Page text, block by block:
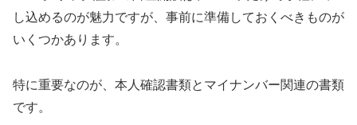
し込めるのが魅力ですが、事前に準備しておくべきものが
いくつかあります。
特に重要なのが、本人確認書類とマイナンバー関連の書類
です。